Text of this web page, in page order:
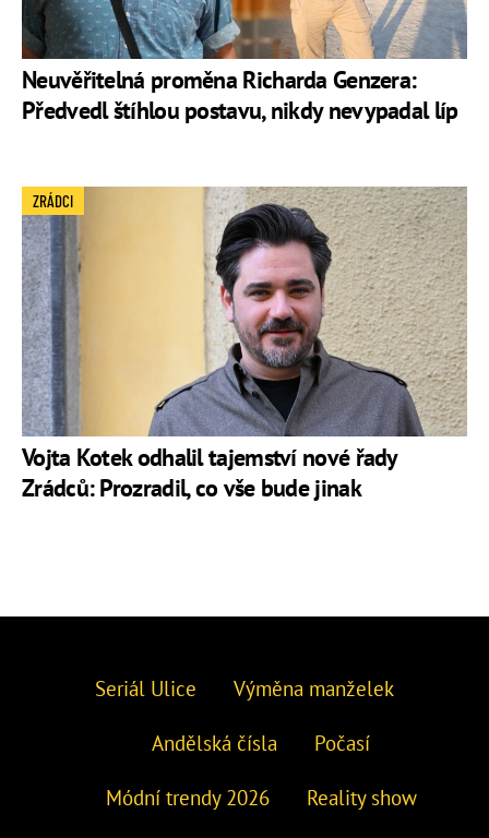
Neuvěřitelná proměna Richarda Genzera:
Předvedl štíhlou postavu, nikdy nevypadal líp
Vojta Kotek odhalil tajemství nové řady
Zrádců: Prozradil, co vše bude jinak
ZRÁDCI
Seriál Ulice Výměna manželek
Andělská čísla Počasí
Módní trendy 2026 Reality show